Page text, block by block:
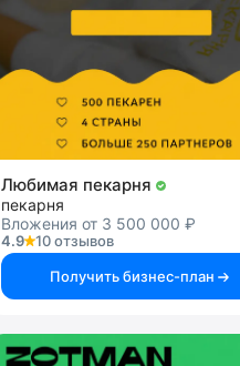
Любимая пекарня
пекарня
Вложения от 3 500 000 ₽
4.9
10 отзывов
Получить бизнес-план